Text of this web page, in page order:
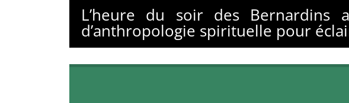
L’heure du soir des Bernardins
d’anthropologie spirituelle pour